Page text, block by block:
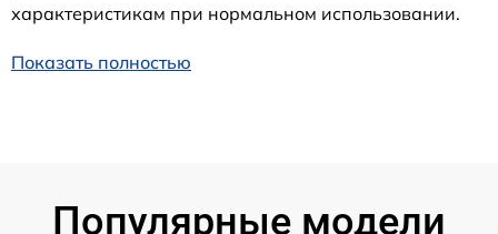
характеристикам при нормальном использовании.
Показать полностью
Популярные модели